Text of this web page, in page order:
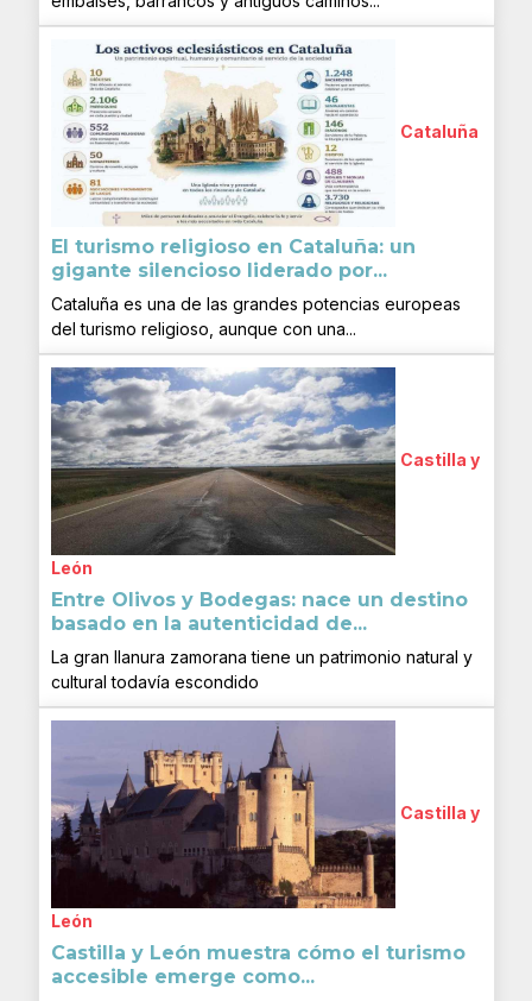
Cataluña
El turismo religioso en Cataluña: un
gigante silencioso liderado por...
Cataluña es una de las grandes potencias europeas
del turismo religioso, aunque con una...
Castilla y
León
Entre Olivos y Bodegas: nace un destino
basado en la autenticidad de...
La gran llanura zamorana tiene un patrimonio natural y
cultural todavía escondido
Castilla y
León
Castilla y León muestra cómo el turismo
accesible emerge como...